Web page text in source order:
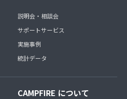
説明会・相談会
サポートサービス
実施事例
統計データ
CAMPFIRE について